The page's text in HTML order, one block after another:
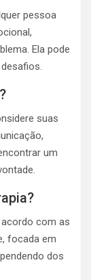
pessoa
Ela pode
suas
um
com as
focada em
dos